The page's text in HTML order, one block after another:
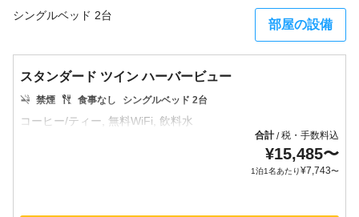
シングルベッド 2台
部屋の設備
スタンダード ツイン ハーバービュー
禁煙 食事なし シングルベッド 2台
合計/税・手数料込
¥15,485〜
1泊1名あたり¥7,743〜